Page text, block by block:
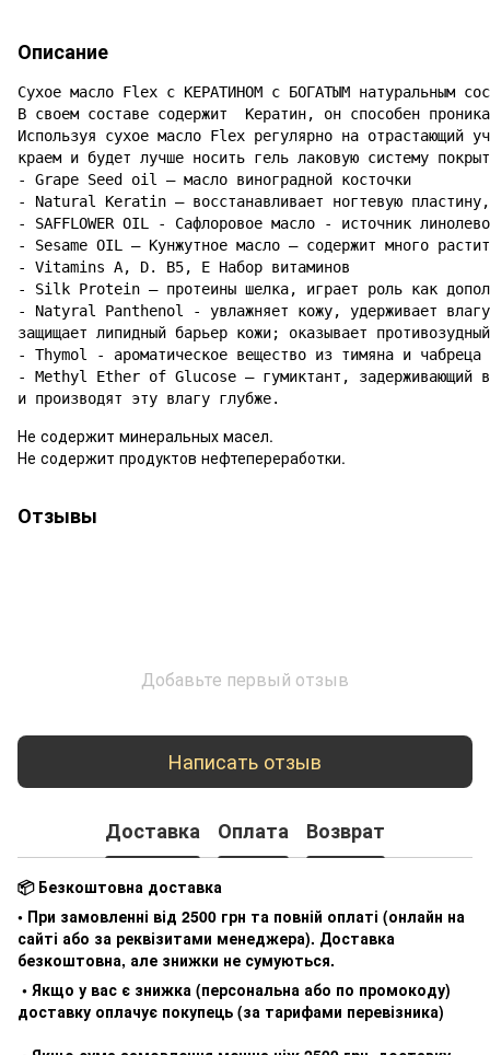
Описание
Сухое масло Flex с КЕРАТИНОМ с БОГАТЫМ натуральным
В своем составе содержит  Кератин, он способен
Используя сухое масло Flex регулярно на отрастающий
краем и будет лучше носить гель лаковую систему
- Grape Seed oil – масло виноградной косточки
- Natural Keratin – восстанавливает ногтевую
- SAFFLOWER OIL - Сафлоровое масло - источник
- Sesame OIL – Кунжутное масло – содержит много
- Vitamins A, D. B5, E Набор витаминов
- Silk Protein – протеины шелка, играет роль как
- Natyral Panthenol - увлажняет кожу, удерживает
защищает липидный барьер кожи; оказывает
- Thymol - ароматическое вещество из тимяна и чабреца
- Methyl Ether of Glucose – гумиктант, задерживающий
и производят эту влагу глубже.
Не содержит минеральных масел.
Не содержит продуктов нефтепереработки.
Отзывы
Добавьте первый отзыв
Написать отзыв
Доставка Оплата Возврат
📦 Безкоштовна доставка
• При замовленні від 2500 грн та повній оплаті (онлайн на
сайті або за реквізитами менеджера). Доставка
безкоштовна, але знижки не сумуються.
• Якщо у вас є знижка (персональна або по промокоду)
доставку оплачує покупець (за тарифами перевізника)